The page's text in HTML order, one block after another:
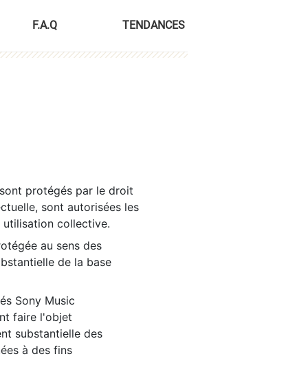
F.A.Q TENDANCES
protégés par le droit
sont autorisées les
collective.
au sens des
de la base
Sony Music
faire l'objet
substantielle des
à des fins